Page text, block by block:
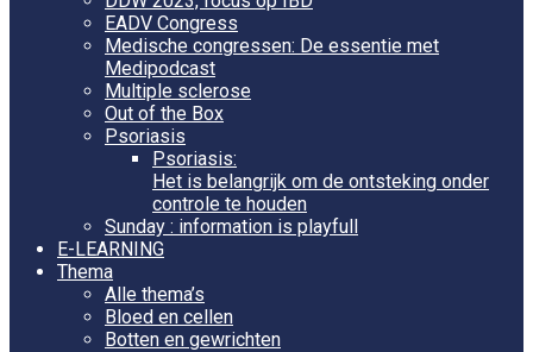
EADV Congress
Medische congressen: De essentie met
Medipodcast
Multiple sclerose
Out of the Box
Psoriasis
Psoriasis:
Het is belangrijk om de ontsteking onder
controle te houden
Sunday : information is playfull
E-LEARNING
Thema
Alle thema’s
Bloed en cellen
Botten en gewrichten